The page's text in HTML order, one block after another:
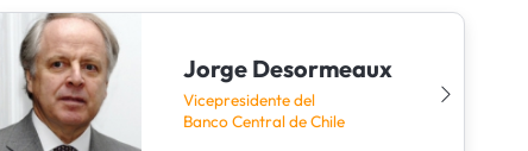
Jorge Desormeaux
Vicepresidente del
Banco Central de Chile